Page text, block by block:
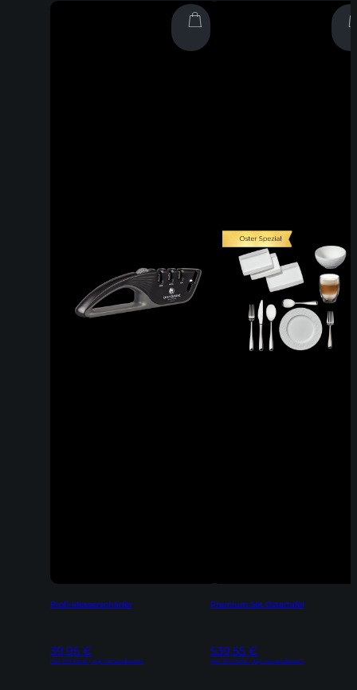
Profi-Messerschärfer
39,95 €
Inkl. 19% MwSt | zzgl. Versandkosten
Premium Set Ostertafel
539,55 €
Inkl. 19% MwSt | zzgl. Versandkosten